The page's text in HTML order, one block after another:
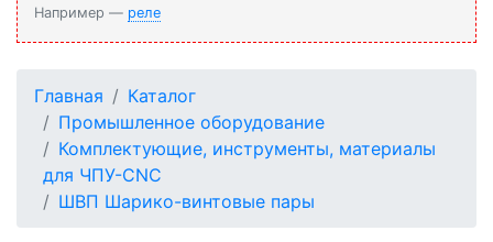
Например — реле
Главная
Каталог
Промышленное оборудование
Комплектующие, инструменты, материалы
для ЧПУ-CNC
ШВП Шарико-винтовые пары